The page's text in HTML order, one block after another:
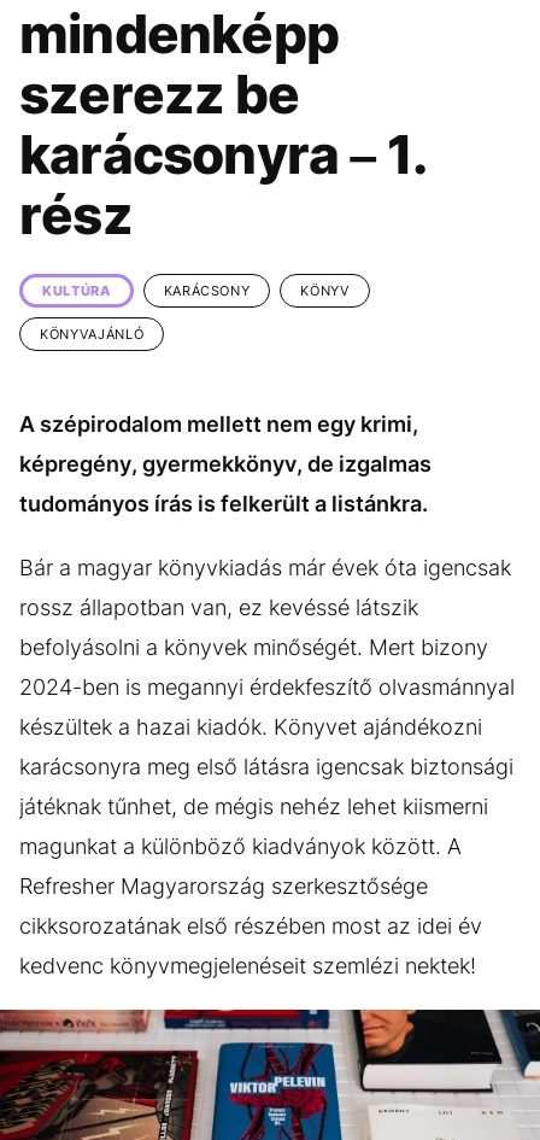
KÖZÉLET
ÉLETMÓD DESIGN
BESZÉLGETÉSEK ARCOK
VIDEÓ TÖRTÉNETEK
GASZTRO
mindenképp
szerezz be
karácsonyra – 1.
rész
KULTÚRA KARÁCSONY KÖNYV
KÖNYVAJÁNLÓ
A szépirodalom mellett nem egy krimi,
képregény, gyermekkönyv, de izgalmas
tudományos írás is felkerült a listánkra.
Bár a magyar könyvkiadás már évek óta igencsak
rossz állapotban van, ez kevéssé látszik
befolyásolni a könyvek minőségét. Mert bizony
2024-ben is megannyi érdekfeszítő olvasmánnyal
készültek a hazai kiadók. Könyvet ajándékozni
karácsonyra meg első látásra igencsak biztonsági
játéknak tűnhet, de mégis nehéz lehet kiismerni
magunkat a különböző kiadványok között. A
Refresher Magyarország szerkesztősége
cikksorozatának első részében most az idei év
kedvenc könyvmegjelenéseit szemlézi nektek!